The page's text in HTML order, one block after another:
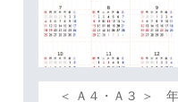
＜ Ａ４・Ａ３ ＞ 年